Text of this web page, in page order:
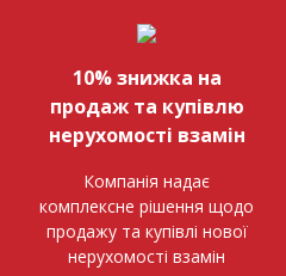
10% знижка на
продаж та купівлю
нерухомості взамін
Компанія надає
комплексне рішення щодо
продажу та купівлі нової
нерухомості взамін